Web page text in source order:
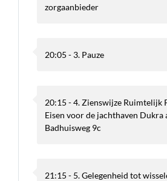
zorgaanbieder
20:05 - 3. Pauze
20:15 - 4. Zienswijze Ruimtelijk
Eisen voor de jachthaven Dukra
Badhuisweg 9c
21:15 - 5. Gelegenheid tot